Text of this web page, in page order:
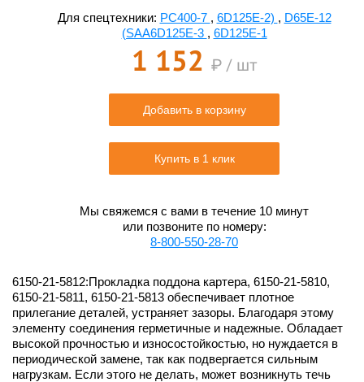
Для спецтехники: PC400-7 , 6D125E-2) , D65E-12
(SAA6D125E-3 , 6D125E-1
1 152 ₽ / шт
Добавить в корзину
Купить в 1 клик
Мы свяжемся с вами в течение 10 минут
или позвоните по номеру:
8-800-550-28-70
6150-21-5812:Прокладка поддона картера, 6150-21-5810,
6150-21-5811, 6150-21-5813 обеспечивает плотное
прилегание деталей, устраняет зазоры. Благодаря этому
элементу соединения герметичные и надежные. Обладает
высокой прочностью и износостойкостью, но нуждается в
периодической замене, так как подвергается сильным
нагрузкам. Если этого не делать, может возникнуть течь